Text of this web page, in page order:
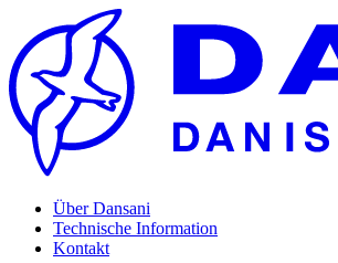
Über Dansani
Technische Information
Kontakt